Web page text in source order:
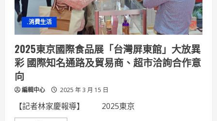
.消費生活
2025東京國際食品展「台灣屏東館」大放異
彩 國際知名通路及貿易商、超市洽詢合作意
向
編輯中心 2025 年 3 月 15 日
【記者林家慶報導】 2025東京